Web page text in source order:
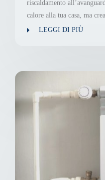
riscaldamento
calore alla tua casa, ma
LEGGI DI PIÙ